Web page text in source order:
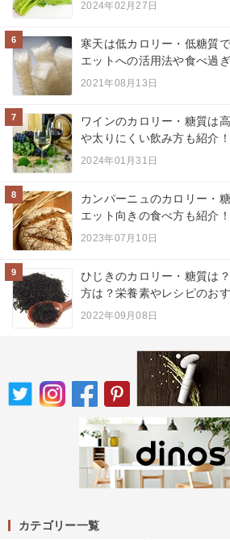
2024年02月27日
6
寒天は低カロリー・低糖質
エットへの活用法や食べ過
2021年08月13日
7
ワインのカロリー・糖質は
や太りにくい飲み方も紹介！
2024年01月31日
8
カンパーニュのカロリー・
エット向きの食べ方も紹介！
2023年07月10日
9
ひじきのカロリー・糖質は
方は？栄養素やレシピのお
2022年09月08日
カテゴリー一覧